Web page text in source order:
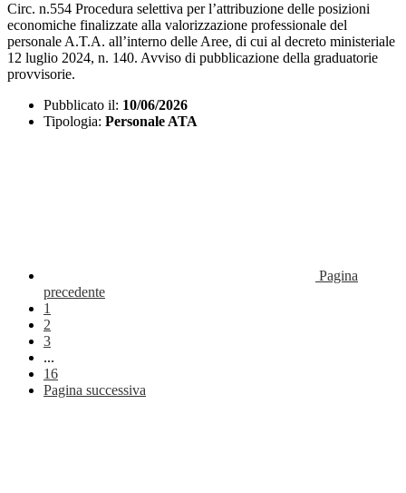
Circ. n.554 Procedura selettiva per l’attribuzione delle posizioni
economiche finalizzate alla valorizzazione professionale del
personale A.T.A. all’interno delle Aree, di cui al decreto ministeriale
12 luglio 2024, n. 140. Avviso di pubblicazione della graduatorie
provvisorie.
Pubblicato il: 10/06/2026
Tipologia: Personale ATA
Pagina
precedente
1
2
3
...
16
Pagina successiva